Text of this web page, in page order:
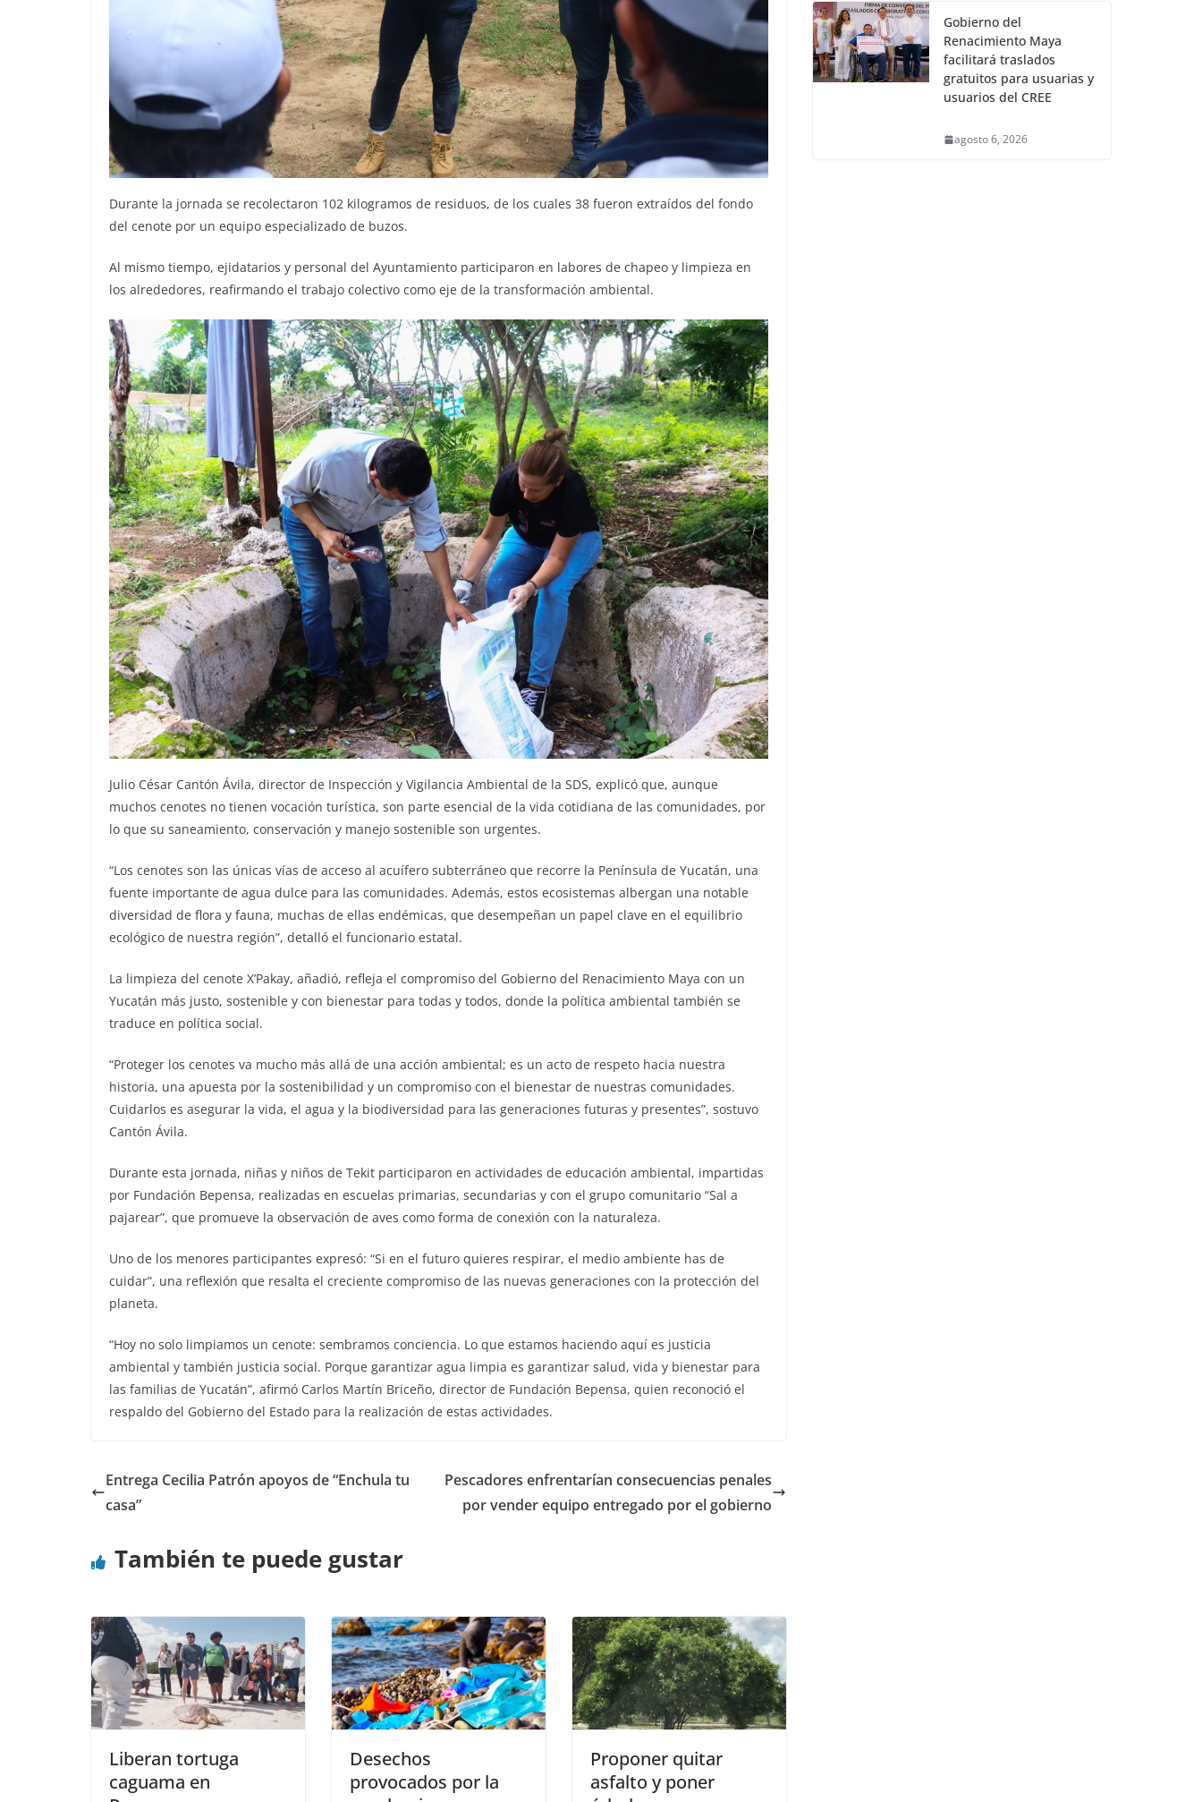
Durante la jornada se recolectaron 102 kilogramos de residuos, de los cuales 38 fueron extraídos del fondo
del cenote por un equipo especializado de buzos.
Al mismo tiempo, ejidatarios y personal del Ayuntamiento participaron en labores de chapeo y limpieza en
los alrededores, reafirmando el trabajo colectivo como eje de la transformación ambiental.
Julio César Cantón Ávila, director de Inspección y Vigilancia Ambiental de la SDS, explicó que, aunque
muchos cenotes no tienen vocación turística, son parte esencial de la vida cotidiana de las comunidades, por
lo que su saneamiento, conservación y manejo sostenible son urgentes.
“Los cenotes son las únicas vías de acceso al acuífero subterráneo que recorre la Península de Yucatán, una
fuente importante de agua dulce para las comunidades. Además, estos ecosistemas albergan una notable
diversidad de flora y fauna, muchas de ellas endémicas, que desempeñan un papel clave en el equilibrio
ecológico de nuestra región”, detalló el funcionario estatal.
La limpieza del cenote X’Pakay, añadió, refleja el compromiso del Gobierno del Renacimiento Maya con un
Yucatán más justo, sostenible y con bienestar para todas y todos, donde la política ambiental también se
traduce en política social.
“Proteger los cenotes va mucho más allá de una acción ambiental; es un acto de respeto hacia nuestra
historia, una apuesta por la sostenibilidad y un compromiso con el bienestar de nuestras comunidades.
Cuidarlos es asegurar la vida, el agua y la biodiversidad para las generaciones futuras y presentes”, sostuvo
Cantón Ávila.
Durante esta jornada, niñas y niños de Tekit participaron en actividades de educación ambiental, impartidas
por Fundación Bepensa, realizadas en escuelas primarias, secundarias y con el grupo comunitario “Sal a
pajarear”, que promueve la observación de aves como forma de conexión con la naturaleza.
Uno de los menores participantes expresó: “Si en el futuro quieres respirar, el medio ambiente has de
cuidar”, una reflexión que resalta el creciente compromiso de las nuevas generaciones con la protección del
planeta.
“Hoy no solo limpiamos un cenote: sembramos conciencia. Lo que estamos haciendo aquí es justicia
ambiental y también justicia social. Porque garantizar agua limpia es garantizar salud, vida y bienestar para
las familias de Yucatán”, afirmó Carlos Martín Briceño, director de Fundación Bepensa, quien reconoció el
respaldo del Gobierno del Estado para la realización de estas actividades.
Entrega Cecilia Patrón apoyos de “Enchula tu
casa”
Pescadores enfrentarían consecuencias penales
por vender equipo entregado por el gobierno
También te puede gustar
Liberan tortuga
caguama en
Desechos
provocados por la
Proponer quitar
asfalto y poner
Gobierno del
Renacimiento Maya
facilitará traslados
gratuitos para usuarias y
usuarios del CREE
agosto 6, 2026